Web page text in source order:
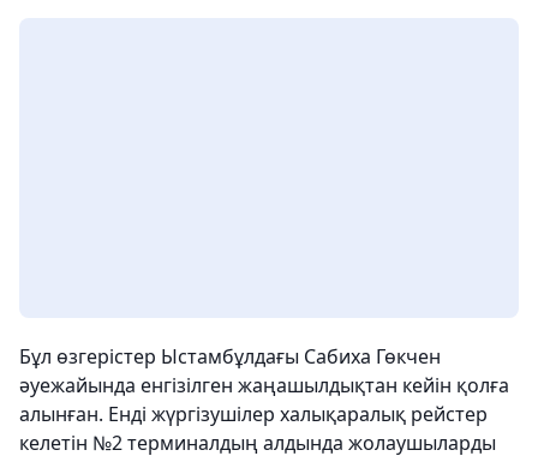
Бұл өзгерістер Ыстамбұлдағы Сабиха Гөкчен
әуежайында енгізілген жаңашылдықтан кейін қолға
алынған. Енді жүргізушілер халықаралық рейстер
келетін №2 терминалдың алдында жолаушыларды